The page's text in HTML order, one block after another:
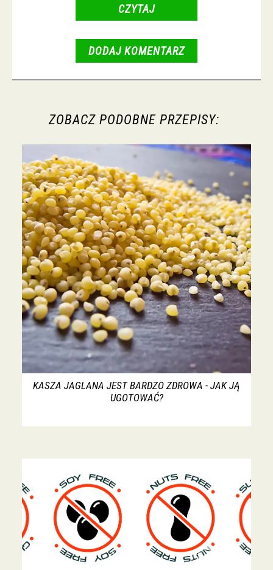
CZYTAJ
DODAJ KOMENTARZ
ZOBACZ PODOBNE PRZEPISY:
KASZA JAGLANA JEST BARDZO ZDROWA - JAK JĄ
UGOTOWAĆ?